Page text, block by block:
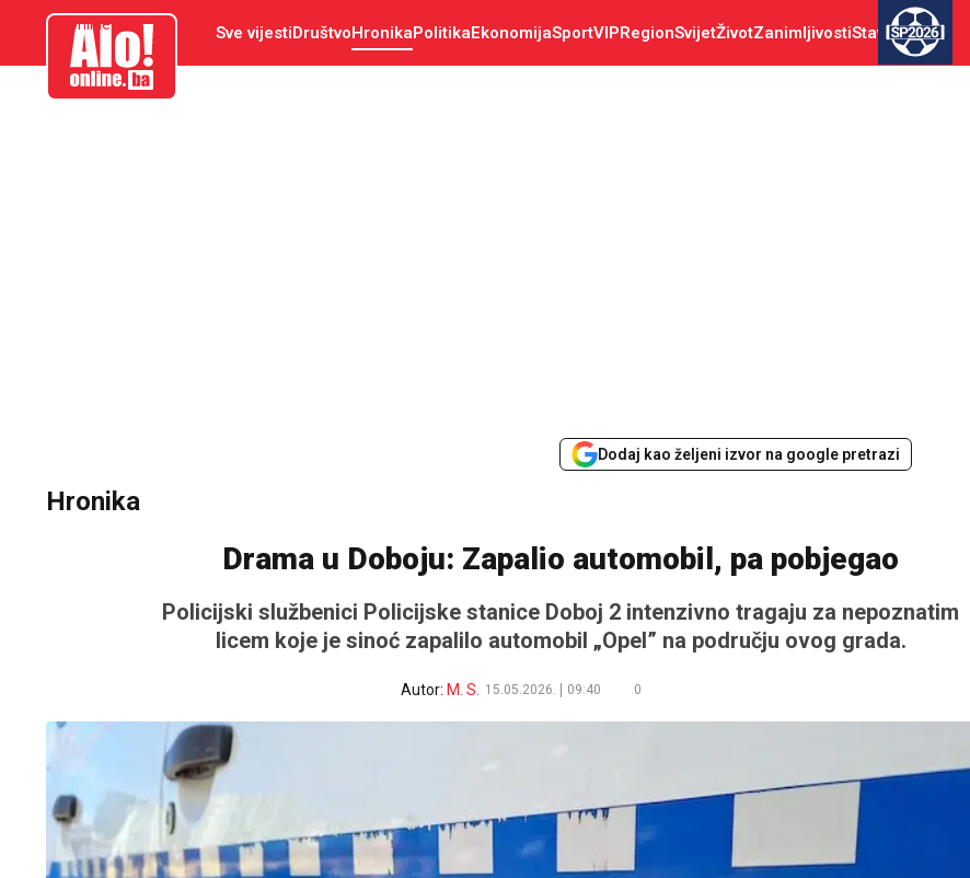
aloonline.ba Sve vijestiDruštvoHronikaPolitikaEkonomijaSportVIPRegionSvijetŽivotZanimljivostiStav SP2026
Dodaj kao željeni izvor na google pretrazi
Hronika
Drama u Doboju: Zapalio automobil, pa pobjegao
Policijski službenici Policijske stanice Doboj 2 intenzivno tragaju za nepoznatim
licem koje je sinoć zapalilo automobil „Opel” na području ovog grada.
Autor: M. S. 15.05.2026. 09:40 0